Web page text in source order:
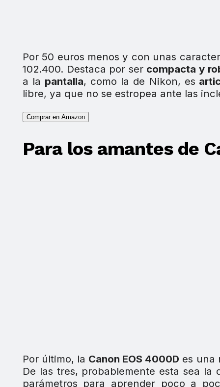
Por 50 euros menos y con unas
102.400. Destaca por ser compacta y
a la pantalla, como la de Nikon, es
libre, ya que no se estropea ante las
Comprar en Amazon
Para los amantes de
Por último, la Canon EOS 4000D es una
De las tres, probablemente esta sea
parámetros para aprender poco a